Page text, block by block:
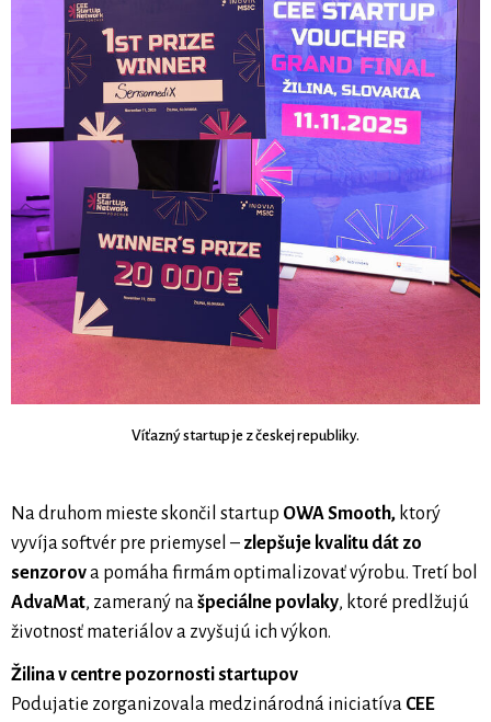
Víťazný startup je z českej republiky.
Na druhom mieste skončil startup OWA Smooth, ktorý
vyvíja softvér pre priemysel – zlepšuje kvalitu dát zo
senzorova pomáha firmám optimalizovať výrobu. Tretí bol
AdvaMat, zameraný našpeciálne povlaky, ktoré predlžujú
životnosť materiálov a zvyšujú ich výkon.
Žilina v centre pozornosti startupov
Podujatie zorganizovala medzinárodná iniciatíva CEE